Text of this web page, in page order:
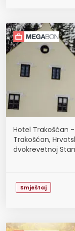
Hotel Trakošćan
Trakošćan,
dvokrevetnoj
Smještaj